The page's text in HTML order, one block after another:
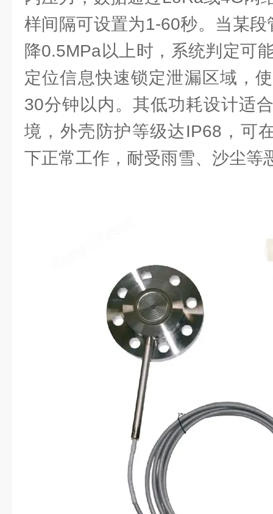
样间隔可设置为1-60秒。当某
降0.5MPa以上时，系统判定可
定位信息快速锁定泄漏区域，
30分钟以内。其低功耗设计适
境，外壳防护等级达IP68，可
下正常工作，耐受雨雪、沙尘等